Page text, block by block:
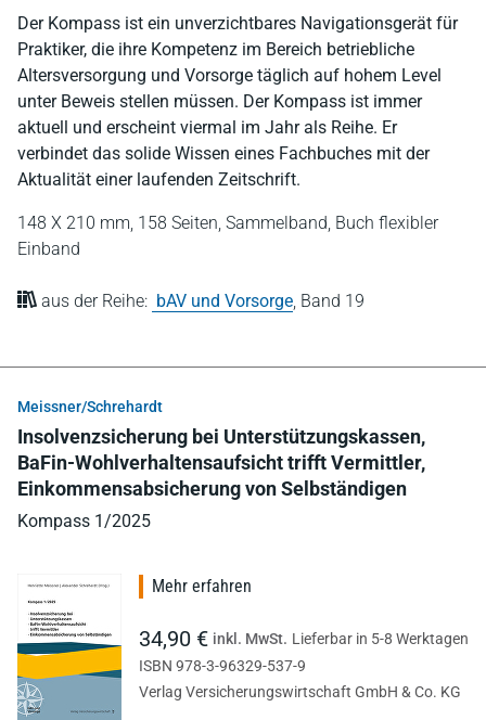
Der Kompass ist ein unverzichtbares Navigationsgerät für
Praktiker, die ihre Kompetenz im Bereich betriebliche
Altersversorgung und Vorsorge täglich auf hohem Level
unter Beweis stellen müssen. Der Kompass ist immer
aktuell und erscheint viermal im Jahr als Reihe. Er
verbindet das solide Wissen eines Fachbuches mit der
Aktualität einer laufenden Zeitschrift.
148 X 210 mm, 158 Seiten, Sammelband, Buch flexibler
Einband
aus der Reihe: bAV und Vorsorge Band 19
Meissner/Schrehardt
Insolvenzsicherung bei Unterstützungskassen,
BaFin-Wohlverhaltensaufsicht trifft Vermittler,
Einkommensabsicherung von Selbständigen
Kompass 1/2025
Mehr erfahren
34,90 € inkl. MwSt. Lieferbar in 5-8 Werktagen
ISBN 978-3-96329-537-9
Verlag Versicherungswirtschaft GmbH & Co. KG